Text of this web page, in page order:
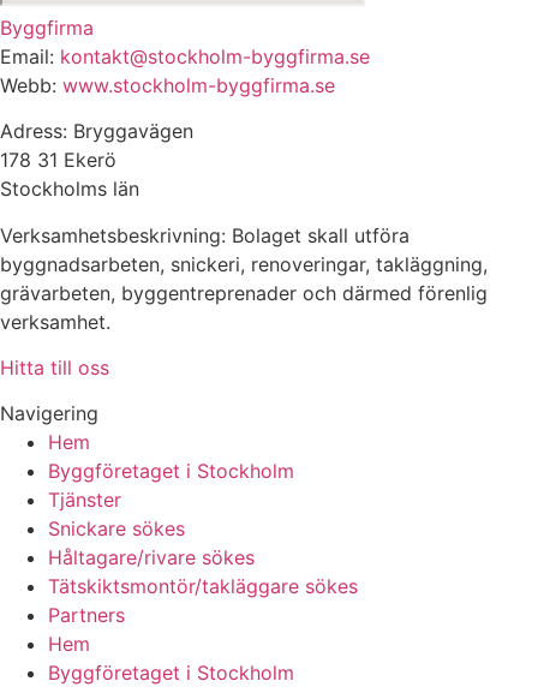
Byggfirma
Email: kontakt@stockholm-byggfirma.se
Webb: www.stockholm-byggfirma.se
Adress: Bryggavägen
178 31 Ekerö
Stockholms län
Verksamhetsbeskrivning: Bolaget skall utföra
byggnadsarbeten, snickeri, renoveringar, takläggning,
grävarbeten, byggentreprenader och därmed förenlig
verksamhet.
Hitta till oss
Navigering
Hem
Byggföretaget i Stockholm
Tjänster
Snickare sökes
Håltagare/rivare sökes
Tätskiktsmontör/takläggare sökes
Partners
Hem
Byggföretaget i Stockholm